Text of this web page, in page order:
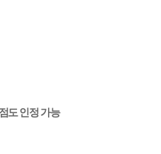
도 인정 가능